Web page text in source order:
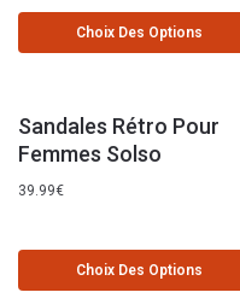
Choix Des Options
Sandales Rétro Pour
Femmes Solso
39.99€
Choix Des Options